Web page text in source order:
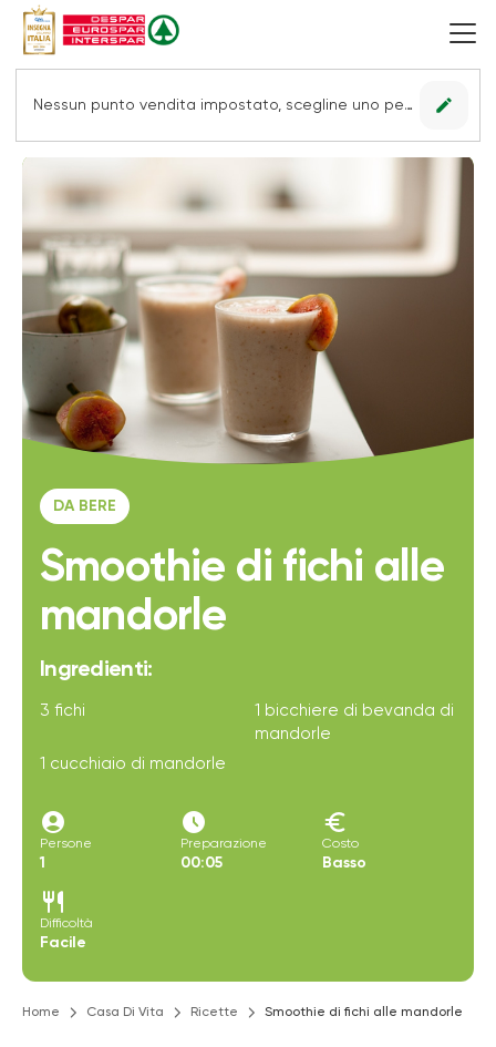
Nessun punto vendita impostato, scegline uno per vedere le offerte. edit
DA BERE
Smoothie di fichi alle
mandorle
Ingredienti:
3 fichi
1 bicchiere di bevanda di
mandorle
1 cucchiaio di mandorle
account_circle
Persone
1
access_time_filled
Preparazione
00:05
euro
Costo
Basso
restaurant
Difficoltà
Facile
Home Casa Di Vita Ricette Smoothie di fichi alle mandorle